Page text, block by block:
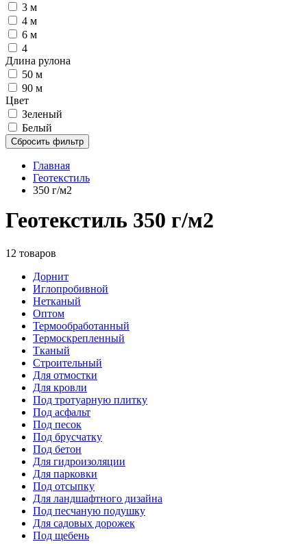
3 м
4 м
6 м
4
Длина рулона
50 м
90 м
Цвет
Зеленый
Белый
Сбросить фильтр
Главная
Геотекстиль
350 г/м2
Геотекстиль 350 г/м2
12 товаров
Дорнит
Иглопробивной
Нетканый
Оптом
Термообработанный
Термоскрепленный
Тканый
Строительный
Для отмостки
Для кровли
Под тротуарную плитку
Под асфальт
Под песок
Под брусчатку
Под бетон
Для гидроизоляции
Для парковки
Под отсыпку
Для ландшафтного дизайна
Под песчаную подушку
Для садовых дорожек
Под щебень